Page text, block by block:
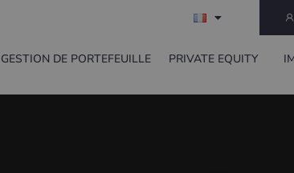
GESTION DE PORTEFEUILLE PRIVATE EQUITY